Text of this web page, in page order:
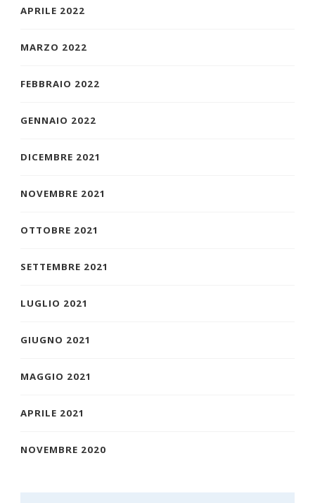
APRILE 2022
MARZO 2022
FEBBRAIO 2022
GENNAIO 2022
DICEMBRE 2021
NOVEMBRE 2021
OTTOBRE 2021
SETTEMBRE 2021
LUGLIO 2021
GIUGNO 2021
MAGGIO 2021
APRILE 2021
NOVEMBRE 2020